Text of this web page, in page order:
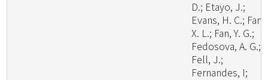
D.; Etayo, J.;
Evans, H. C.; Fan,
X. L.; Fan, Y. G.;
Fedosova, A. G.;
Fell, J.;
Fernandes, I;